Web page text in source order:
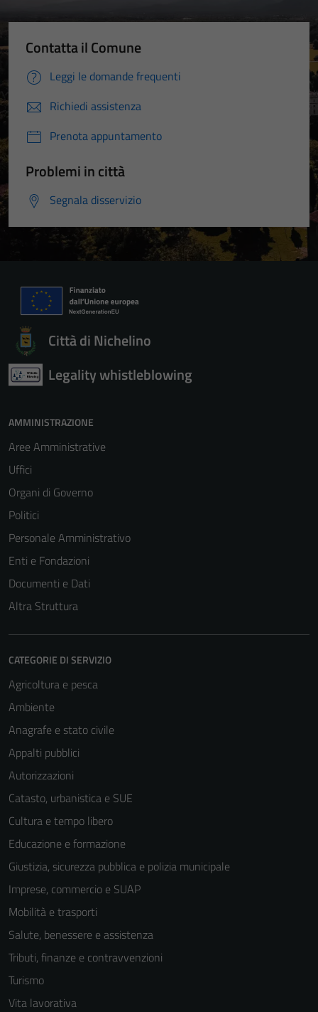
Contatta il Comune
Leggi le domande frequenti
Richiedi assistenza
Prenota appuntamento
Problemi in città
Segnala disservizio
Città di Nichelino
Legality whistleblowing
AMMINISTRAZIONE
Aree Amministrative
Uffici
Organi di Governo
Politici
Personale Amministrativo
Enti e Fondazioni
Documenti e Dati
Altra Struttura
CATEGORIE DI SERVIZIO
Agricoltura e pesca
Ambiente
Anagrafe e stato civile
Appalti pubblici
Autorizzazioni
Catasto, urbanistica e SUE
Cultura e tempo libero
Educazione e formazione
Giustizia, sicurezza pubblica e polizia municipale
Imprese, commercio e SUAP
Mobilità e trasporti
Salute, benessere e assistenza
Tributi, finanze e contravvenzioni
Turismo
Vita lavorativa